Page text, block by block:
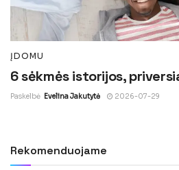
ĮDOMU
6 sėkmės istorijos,
Paskelbė Evelina Jakutytė 2026-07-29
Rekomenduojame